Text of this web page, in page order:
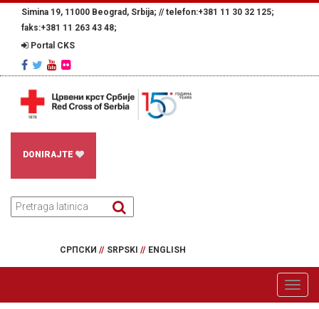
Simina 19, 11000 Beograd, Srbija; // telefon:+381 11 30 32 125;
faks:+381 11 263 43 48;
Portal CKS
DONIRAJTE
СРПСКИ // SRPSKI // ENGLISH